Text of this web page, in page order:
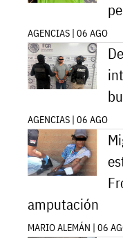
AGENCIAS | 06 AGO
AGENCIAS | 06 AGO
amputación
MARIO ALEMÁN | 06